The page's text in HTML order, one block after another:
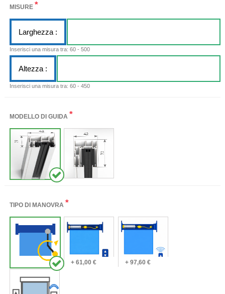
MISURE *
Larghezza :
Inserisci una misura tra: 60 - 500
Altezza :
Inserisci una misura tra: 60 - 450
MODELLO DI GUIDA *
TIPO DI MANOVRA *
+ 61,00 € + 97,60 €